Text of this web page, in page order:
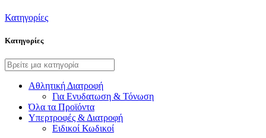
Κατηγορίες
Κατηγορίες
Αθλητική Διατροφή
Για Ενυδατωση & Τόνωση
Όλα τα Προϊόντα
Υπερτροφές & Διατροφή
Ειδικοί Κωδικοί